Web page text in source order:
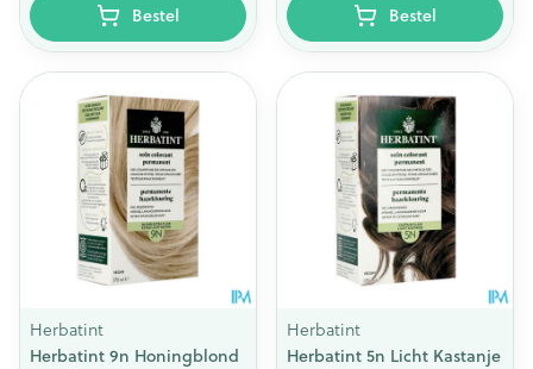
Bestel Bestel
Herbatint
Herbatint 9n Honingblond
Herbatint
Herbatint 5n Licht Kastanje